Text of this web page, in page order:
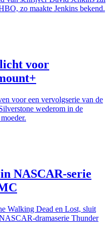
zo maakte Jenkins bekend.
voor
voor een vervolgserie van de
wederom in de
NASCAR-serie
Walking Dead en Lost, sluit
dramaserie Thunder